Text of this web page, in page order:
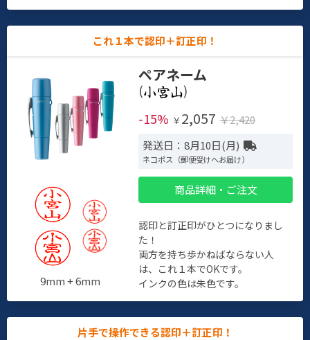
これ１本で認印＋訂正印！
9mm + 6mm
ペアネーム
(
)
-15% ￥ 2,057 ￥2,420
発送日：8月10日(月)
ネコポス（郵便受けへお届け）
商品詳細・ご注文
認印と訂正印がひとつになりまし
た！
両方を持ち歩かねばならない人
は、これ１本でOKです。
インクの色は朱色です。
片手で操作できる認印＋訂正印！